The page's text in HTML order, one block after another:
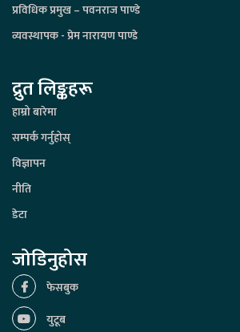
प्रविधिक प्रमुख – पवनराज पाण्डे
व्यवस्थापक - प्रेम नारायण पाण्डे
द्रुत लिङ्कहरू
हाम्रो बारेमा
सम्पर्क गर्नुहोस्
विज्ञापन
नीति
डेटा
जोडिनुहोस
फेसबुक
युटूब